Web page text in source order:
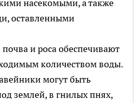
насекомыми, а также
оставленными
и роса обеспечивают
количеством воды.
могут быть
землей, в гнилых пнях,